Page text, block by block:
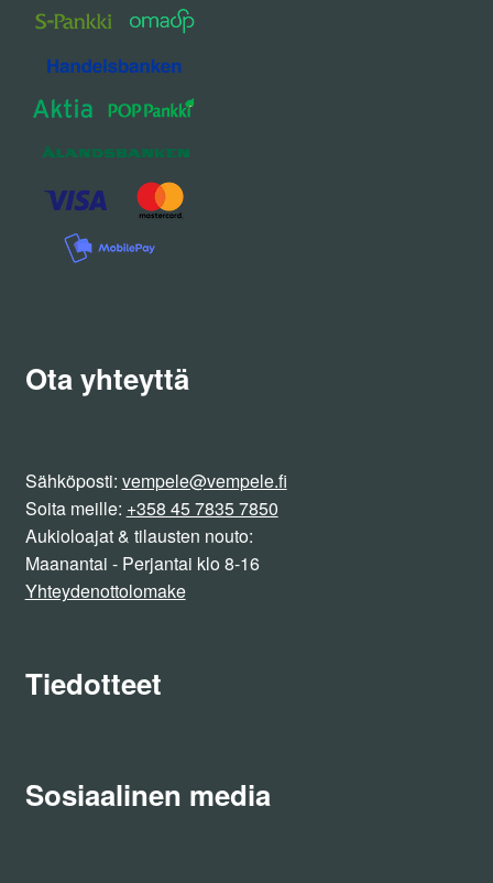
Ota yhteyttä
Sähköposti: vempele@vempele.fi
Soita meille: +358 45 7835 7850
Aukioloajat & tilausten nouto:
Maanantai - Perjantai klo 8-16
Yhteydenottolomake
Tiedotteet
Sosiaalinen media